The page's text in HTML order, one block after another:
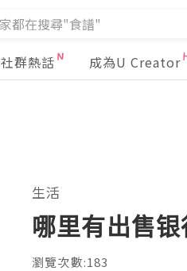
社群熱話 成為U Creator
生活
哪里有出售
瀏覽次數:183